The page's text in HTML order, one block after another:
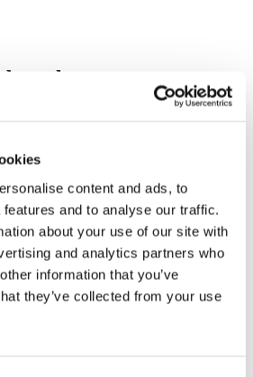
content and ads, to
and to analyse our traffic.
about your use of our site with
and analytics partners who
information that you’ve
they’ve collected from your use
-
& Digital Business
dansk advokatfirma med
relationer.